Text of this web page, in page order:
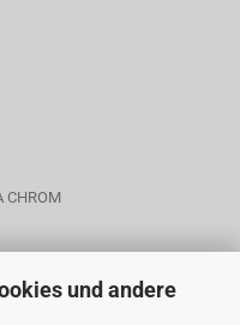
und andere
CHROM